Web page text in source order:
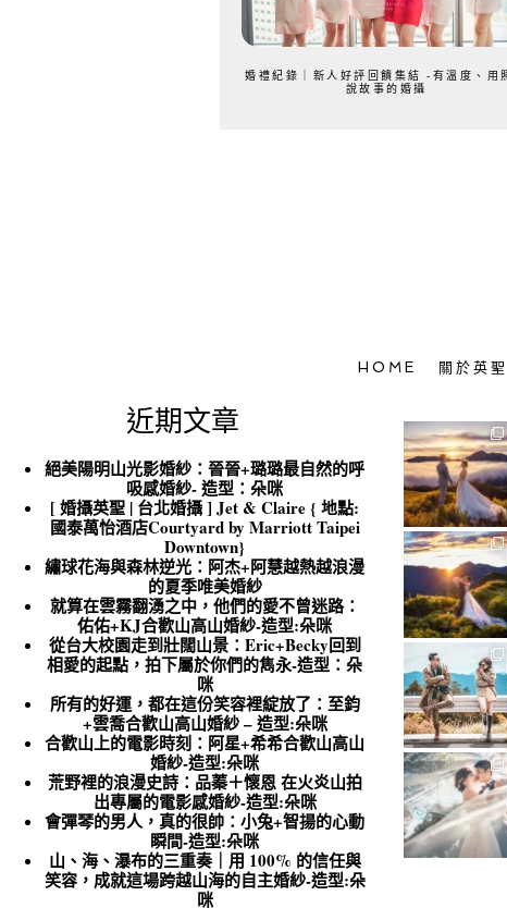
婚禮紀錄｜新人好評回饋集結 -有溫度、用
說故事的婚攝
HOME 關於英聖
近期文章
絕美陽明山光影婚紗：晉晉+璐璐最自然的呼
吸感婚紗- 造型：朵咪
[ 婚攝英聖 | 台北婚攝 ] Jet & Claire { 地點:
國泰萬怡酒店Courtyard by Marriott Taipei
Downtown}
繡球花海與森林逆光：阿杰+阿慧越熱越浪漫
的夏季唯美婚紗
就算在雲霧翻湧之中，他們的愛不曾迷路：
佑佑+KJ合歡山高山婚紗-造型:朵咪
從台大校園走到壯闊山景：Eric+Becky回到
相愛的起點，拍下屬於你們的雋永-造型：朵
咪
所有的好運，都在這份笑容裡綻放了：至鈞
+雲喬合歡山高山婚紗 – 造型:朵咪
合歡山上的電影時刻：阿星+希希合歡山高山
婚紗-造型:朵咪
荒野裡的浪漫史詩：品蓁＋懷恩 在火炎山拍
出專屬的電影感婚紗-造型:朵咪
會彈琴的男人，真的很帥：小兔+智揚的心動
瞬間-造型:朵咪
山、海、瀑布的三重奏｜用 100% 的信任與
笑容，成就這場跨越山海的自主婚紗-造型:朵
咪